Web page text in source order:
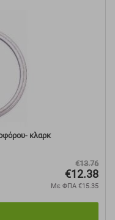
κλαρκ
€13.76
€12.38
Με ΦΠΑ €15.35